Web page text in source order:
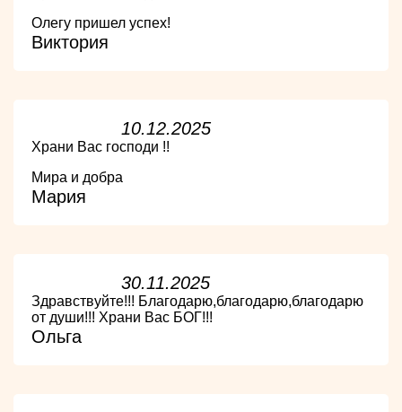
Олегу пришел успех!
Виктория
10.12.2025
Храни Вас господи !!
Мира и добра
Мария
30.11.2025
Здравствуйте!!! Благодарю,благодарю,благодарю
от души!!! Храни Вас БОГ!!!
Ольга